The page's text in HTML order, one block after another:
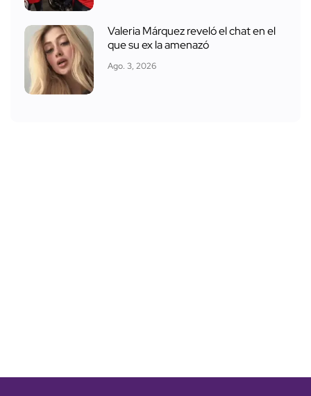
Valeria Márquez reveló el chat en el
que su ex la amenazó
Ago. 3, 2026